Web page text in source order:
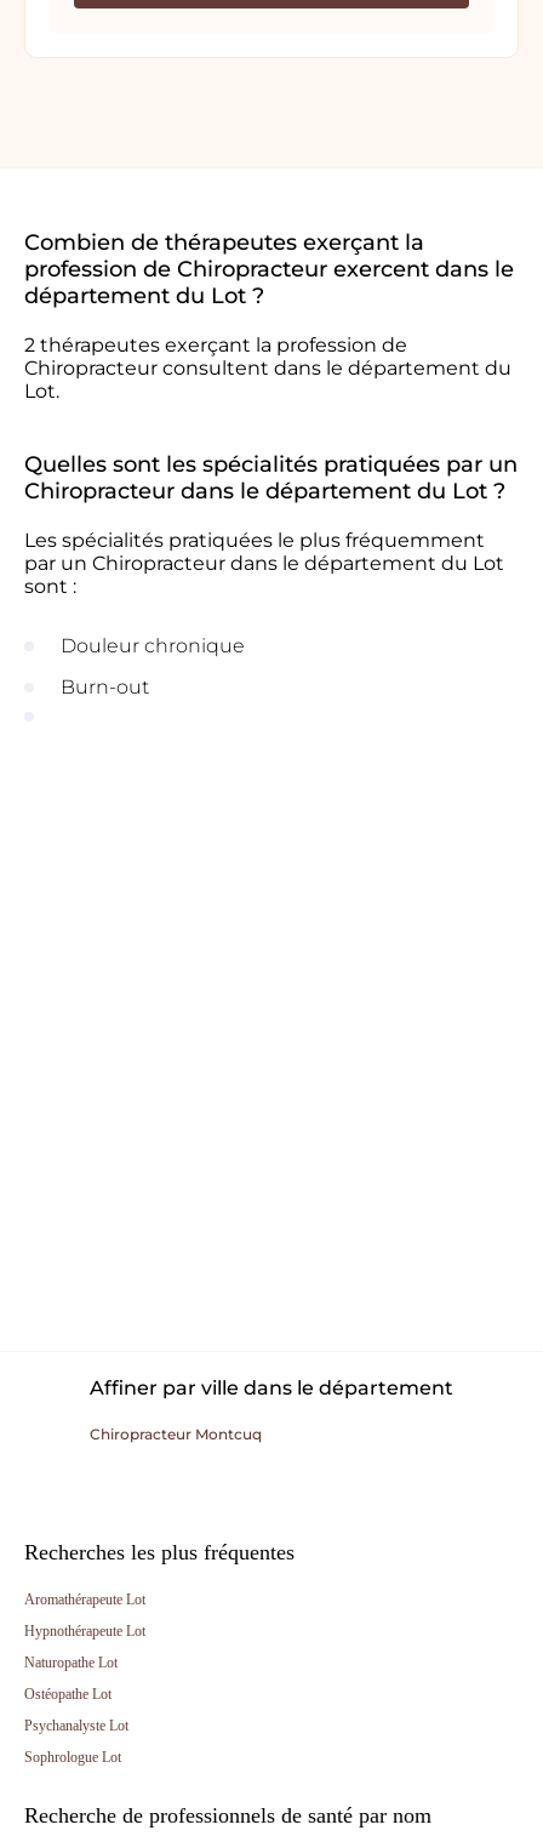
Combien de thérapeutes exerçant la
profession de Chiropracteur exercent dans le
département du Lot ?
2 thérapeutes exerçant la profession de
Chiropracteur consultent dans le département du
Lot.
Quelles sont les spécialités pratiquées par un
Chiropracteur dans le département du Lot ?
Les spécialités pratiquées le plus fréquemment
par un Chiropracteur dans le département du Lot
sont :
Douleur chronique
Burn-out
Affiner par ville dans le département
Chiropracteur Montcuq
Recherches les plus fréquentes
Aromathérapeute Lot
Hypnothérapeute Lot
Naturopathe Lot
Ostéopathe Lot
Psychanalyste Lot
Sophrologue Lot
Recherche de professionnels de santé par nom